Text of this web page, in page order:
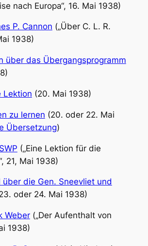
nach Europa“, 16. Mai 1938)
P. Cannon („Über C. L. R.
1938)
über das Übergangsprogramm
Lektion (20. Mai 1938)
zu lernen (20. oder 22. Mai
Übersetzung)
(„Eine Lektion für die
21, Mai 1938)
über die Gen. Sneevliet und
oder 24. Mai 1938)
Weber(„Der Aufenthalt von
1938)